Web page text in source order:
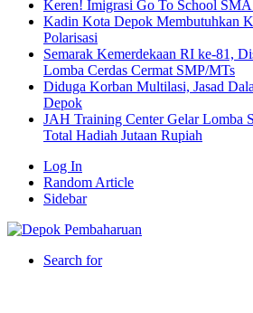
Keren! Imigrasi Go To School
Kadin Kota Depok Membutuhkan
Polarisasi
Semarak Kemerdekaan RI ke-81,
Lomba Cerdas Cermat SMP/MTs
Diduga Korban Multilasi, Jasad
Depok
JAH Training Center Gelar Lomba
Total Hadiah Jutaan Rupiah
Log In
Random Article
Sidebar
Search for